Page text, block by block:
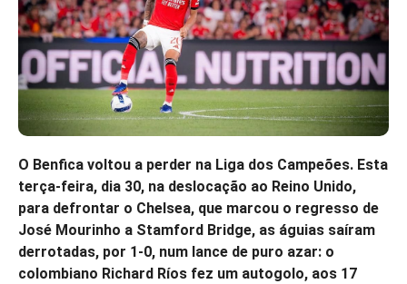
O Benfica voltou a perder na Liga dos Campeões. Esta
terça-feira, dia 30, na deslocação ao Reino Unido,
para defrontar o Chelsea, que marcou o regresso de
José Mourinho a Stamford Bridge, as águias saíram
derrotadas, por 1-0, num lance de puro azar: o
colombiano Richard Ríos fez um autogolo, aos 17